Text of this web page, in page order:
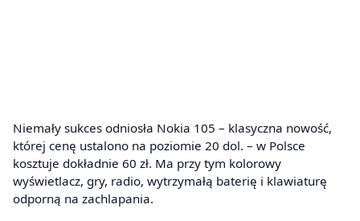
Niemały sukces odniosła Nokia 105 – klasyczna nowość,
której cenę ustalono na poziomie 20 dol. – w Polsce
kosztuje dokładnie 60 zł. Ma przy tym kolorowy
wyświetlacz, gry, radio, wytrzymałą baterię i klawiaturę
odporną na zachlapania.